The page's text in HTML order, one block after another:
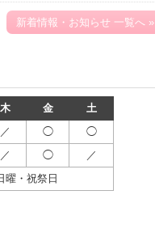
新着情報・お知らせ 一覧へ »
木 金
土
／ ◯
◯
／ ◯
／
曜・祝祭日